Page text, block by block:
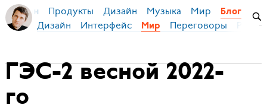
Бирман Продукты Дизайн Музыка Мир Блог
Дизайн Интерфейс Мир Переговоры
ГЭС-2 весной 2022-
го